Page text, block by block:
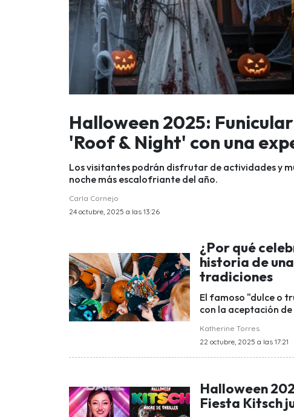
Halloween 2025:
'Roof & Night' con una
Los visitantes podrán disfrutar de actividades y
noche más escalofriante del año.
Carla Cornejo
24 octubre, 2025 a las 13:26
¿Por qué
historia de
tradiciones
El famoso "dulce o
con la aceptación
Katherine Torres
22 octubre, 2025 a las 17:21
Halloween
Fiesta Kitsch